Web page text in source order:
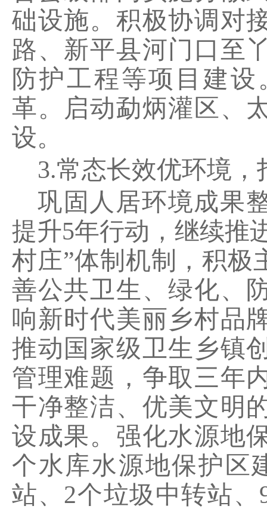
础设施。积极协调对
路、新平县河门口至
防护工程等项目建
革。启动勐炳灌区、
设。
3.常态长效优环境
巩固人居环境成果
提升5年行动，继续推
村庄”体制机制，积极
善公共卫生、绿化、
响新时代美丽乡村品
推动国家级卫生乡镇
管理难题，争取三年
干净整洁、优美文明
设成果。强化水源地
个水库水源地保护区
站、 2个垃圾中转站、